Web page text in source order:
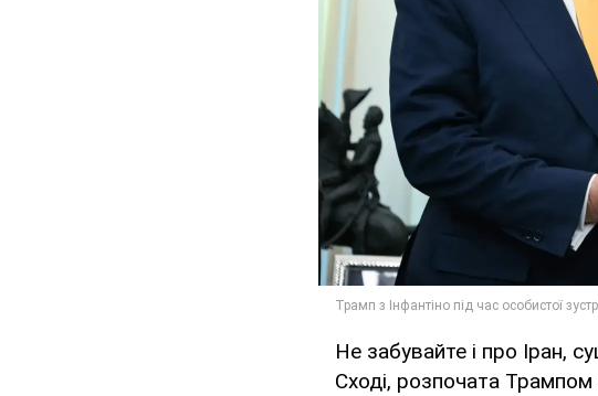
Не забувайте і про Іран,
Сході, розпочата